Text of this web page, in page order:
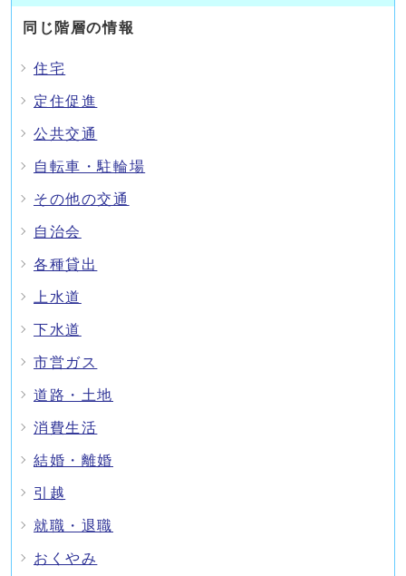
同じ階層の情報
住宅
定住促進
公共交通
自転車・駐輪場
その他の交通
自治会
各種貸出
上水道
下水道
市営ガス
道路・土地
消費生活
結婚・離婚
引越
就職・退職
おくやみ